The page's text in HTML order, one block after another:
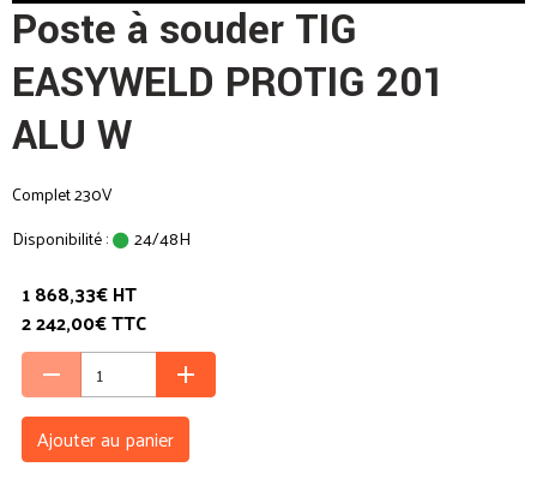
Poste à souder TIG
EASYWELD PROTIG 201
ALU W
Complet 230V
Disponibilité :
24/48H
1 868,33€ HT
2 242,00€ TTC
Ajouter au panier